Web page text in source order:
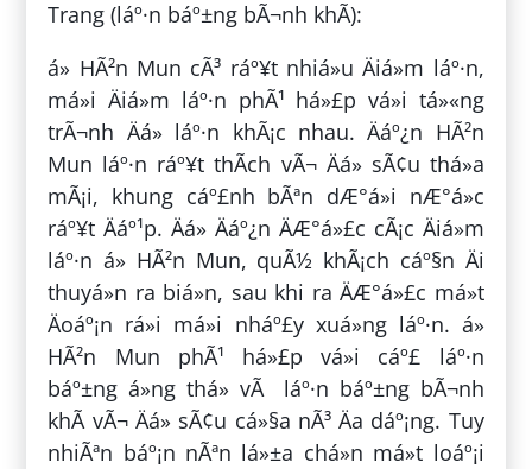
Trang (láº·n báº±ng bÃ¬nh khÃ­):
á» HÃ²n Mun cÃ³ ráº¥t nhiá»u Äiá»m láº·n,
má»i Äiá»m láº·n phÃ¹ há»£p vá»i tá»«ng
trÃ¬nh Äá» láº·n khÃ¡c nhau. Äáº¿n HÃ²n
Mun láº·n ráº¥t thÃ­ch vÃ¬ Äá» sÃ¢u thá»a
mÃ¡i, khung cáº£nh bÃªn dÆ°á»i nÆ°á»c
ráº¥t Äáº¹p. Äá» Äáº¿n ÄÆ°á»£c cÃ¡c Äiá»m
láº·n á» HÃ²n Mun, quÃ½ khÃ¡ch cáº§n Äi
thuyá»n ra biá»n, sau khi ra ÄÆ°á»£c má»t
Äoáº¡n rá»i má»i nháº£y xuá»ng láº·n. á»
HÃ²n Mun phÃ¹ há»£p vá»i cáº£ láº·n
báº±ng á»ng thá» vÃ láº·n báº±ng bÃ¬nh
khÃ­ vÃ¬ Äá» sÃ¢u cá»§a nÃ³ Äa dáº¡ng. Tuy
nhiÃªn báº¡n nÃªn lá»±a chá»n má»t loáº¡i